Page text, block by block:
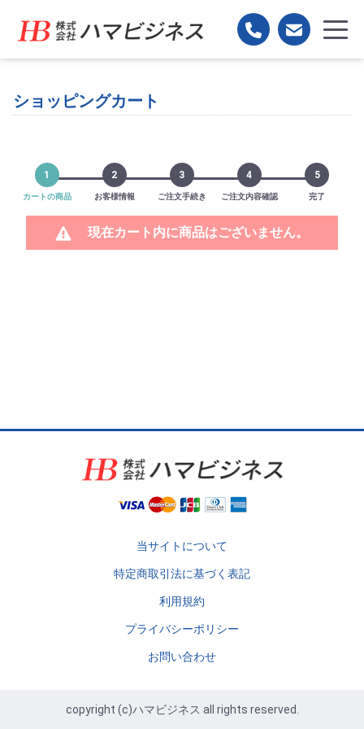
ショッピングカート
1
カートの商品
2
お客様情報
3
ご注文手続き
4
ご注文内容確認
5
完了
現在カート内に商品はございません。
当サイトについて
特定商取引法に基づく表記
利用規約
プライバシーポリシー
お問い合わせ
copyright (c)ハマビジネス all rights reserved.